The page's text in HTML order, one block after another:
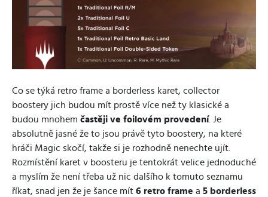
Co se týká retro frame a borderless karet, collector
boostery jich budou mít prostě více než ty klasické a
budou mnohem častěji ve foilovém provedení. Je
absolutně jasné že to jsou právě tyto boostery, na které
hráči Magic skočí, takže si je rozhodně nenechte ujít.
Rozmístění karet v boosteru je tentokrát velice jednoduché
a myslím že není třeba už nic dalšího k tomuto seznamu
říkat, snad jen že je šance mít 6 retro frame a 5 borderless